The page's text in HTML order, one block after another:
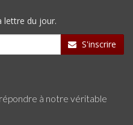
lettre du jour.
S'inscrire
à notre véritable